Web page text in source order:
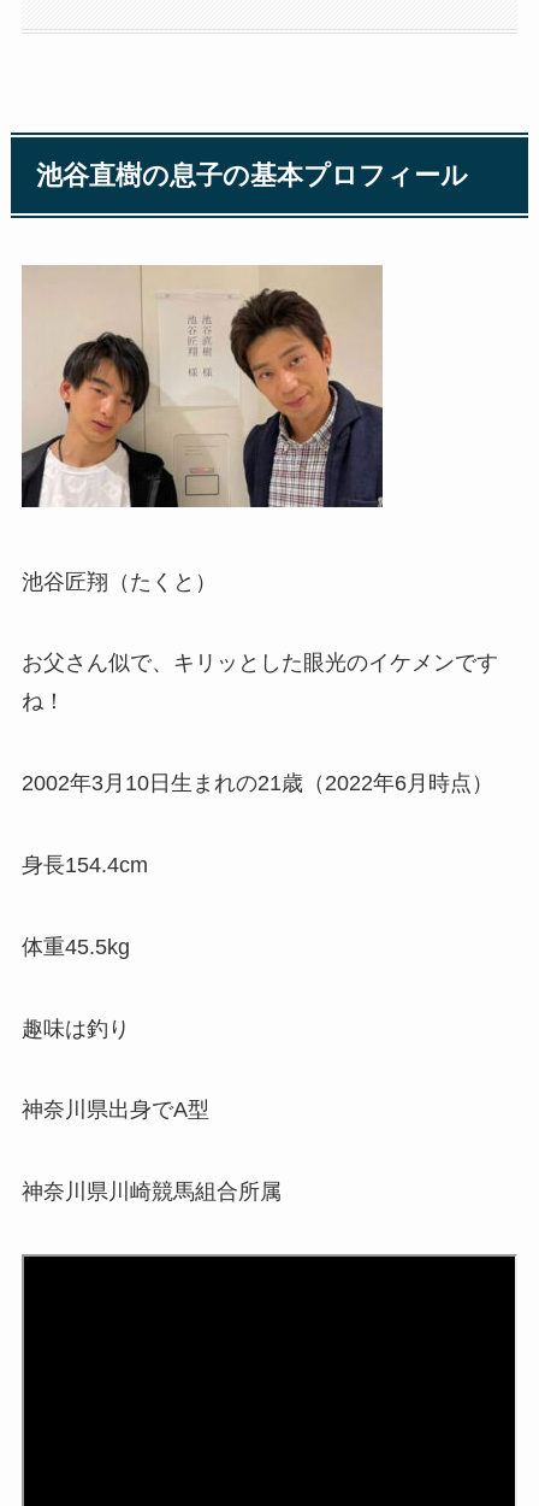
池谷直樹の息子の基本プロフィール
池谷匠翔（たくと）
お父さん似で、キリッとした眼光のイケメンです
ね！
2002年3月10日生まれの21歳（2022年6月時点）
身長154.4cm
体重45.5kg
趣味は釣り
神奈川県出身でA型
神奈川県川崎競馬組合所属